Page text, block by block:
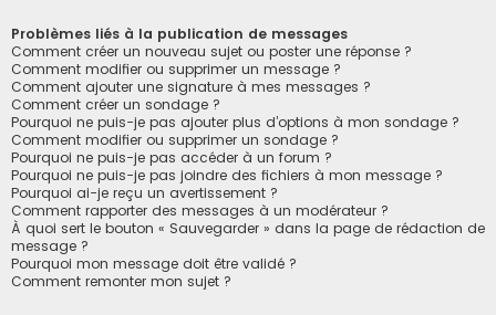
Problèmes liés à la publication de messages
Comment créer un nouveau sujet ou poster une réponse ?
Comment modifier ou supprimer un message ?
Comment ajouter une signature à mes messages ?
Comment créer un sondage ?
Pourquoi ne puis-je pas ajouter plus d’options à mon sondage ?
Comment modifier ou supprimer un sondage ?
Pourquoi ne puis-je pas accéder à un forum ?
Pourquoi ne puis-je pas joindre des fichiers à mon message ?
Pourquoi ai-je reçu un avertissement ?
Comment rapporter des messages à un modérateur ?
À quoi sert le bouton « Sauvegarder » dans la page de rédaction de
message ?
Pourquoi mon message doit être validé ?
Comment remonter mon sujet ?